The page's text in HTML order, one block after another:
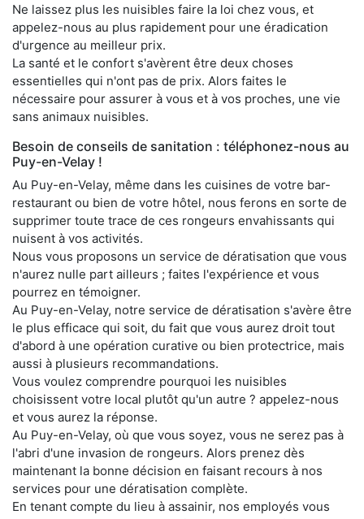
Ne laissez plus les nuisibles faire la loi chez vous, et
appelez-nous au plus rapidement pour une éradication
d'urgence au meilleur prix.
La santé et le confort s'avèrent être deux choses
essentielles qui n'ont pas de prix. Alors faites le
nécessaire pour assurer à vous et à vos proches, une vie
sans animaux nuisibles.
Besoin de conseils de sanitation : téléphonez-nous au
Puy-en-Velay !
Au Puy-en-Velay, même dans les cuisines de votre bar-
restaurant ou bien de votre hôtel, nous ferons en sorte de
supprimer toute trace de ces rongeurs envahissants qui
nuisent à vos activités.
Nous vous proposons un service de dératisation que vous
n'aurez nulle part ailleurs ; faites l'expérience et vous
pourrez en témoigner.
Au Puy-en-Velay, notre service de dératisation s'avère être
le plus efficace qui soit, du fait que vous aurez droit tout
d'abord à une opération curative ou bien protectrice, mais
aussi à plusieurs recommandations.
Vous voulez comprendre pourquoi les nuisibles
choisissent votre local plutôt qu'un autre ? appelez-nous
et vous aurez la réponse.
Au Puy-en-Velay, où que vous soyez, vous ne serez pas à
l'abri d'une invasion de rongeurs. Alors prenez dès
maintenant la bonne décision en faisant recours à nos
services pour une dératisation complète.
En tenant compte du lieu à assainir, nos employés vous